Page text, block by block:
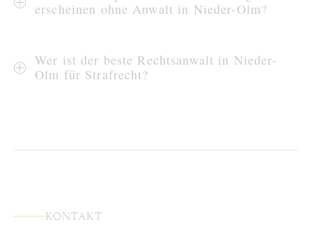
erscheinen ohne Anwalt in Nieder-Olm?
Wer ist der beste Rechtsanwalt in Nieder-
Olm für Strafrecht?
KONTAKT